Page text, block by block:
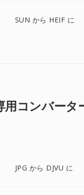
SUN から HEIF に
用コンバータ
JPG から DJVU に